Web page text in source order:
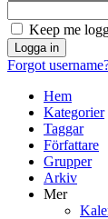
Keep me
Logga in
Forgot
Hem
Kategorier
Taggar
Författare
Grupper
Arkiv
Mer